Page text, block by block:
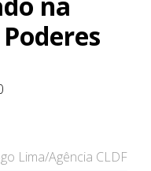
Lima/Agência CLDF